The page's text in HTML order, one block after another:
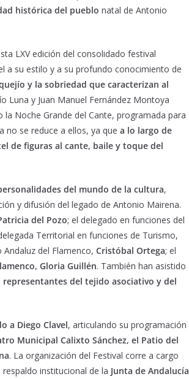
histórica del pueblo natal de Antonio
LXV edición del consolidado festival
a su estilo y a su profundo conocimiento de
y la sobriedad que caracterizan al
Luna y Juan Manuel Fernández Montoya
la Noche Grande del Cante, programada para
no se reduce a ellos, ya que a lo largo de
de figuras al cante, baile y toque del
del mundo de la cultura,
y difusión del legado de Antonio Mairena.
del Pozo; el delegado en funciones del
Territorial en funciones de Turismo,
del Flamenco, Cristóbal Ortega; el
Gloria Guillén. También han asistido
representantes del tejido asociativo y del
a Diego Clavel, articulando su programación
Municipal Calixto Sánchez, el Patio del
. La organización del Festival corre a cargo
institucional de la Junta de Andalucía